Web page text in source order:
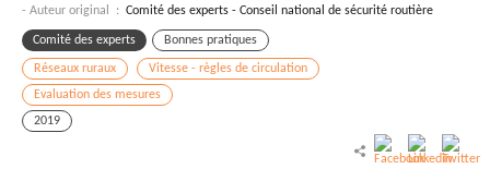
- Auteur original : Comité des experts - Conseil national de sécurité routière
Comité des experts Bonnes pratiques
Réseaux ruraux
Vitesse - règles de circulation
Evaluation des mesures
2019